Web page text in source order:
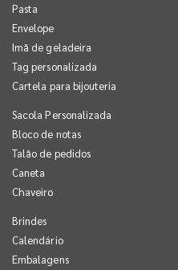
Pasta
Envelope
Imã de geladeira
Tag personalizada
Cartela para bijouteria
Sacola Personalizada
Bloco de notas
Talão de pedidos
Caneta
Chaveiro
Brindes
Calendário
Embalagens